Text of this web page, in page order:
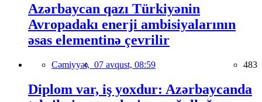
Azərbaycan qazı Türkiyənin
Avropadakı enerji ambisiyalarının
əsas elementinə çevrilir
Cəmiyyət, 07 avqust, 08:59 483
Diplom var, iş yoxdur: Azərbaycanda